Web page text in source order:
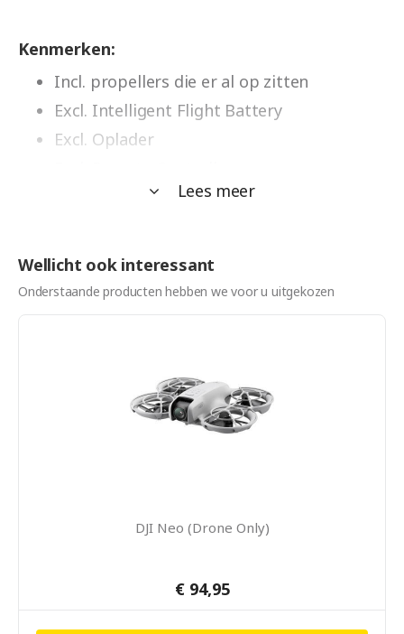
Kenmerken:
Incl. propellers die er al op zitten
Excl. Intelligent Flight Battery
Excl. Oplader
Excl. overige accessoires
Lees meer
Wellicht ook interessant
Onderstaande producten hebben we voor u uitgekozen
DJI Neo (Drone Only)
€ 94,95